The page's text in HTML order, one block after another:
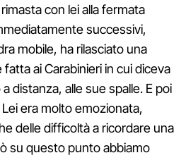
con lei alla fermata
successivi,
mobile, ha rilasciato una
ai Carabinieri in cui diceva
distanza, alle sue spalle. E poi
era molto emozionata,
delle difficoltà a ricordare una
su questo punto abbiamo